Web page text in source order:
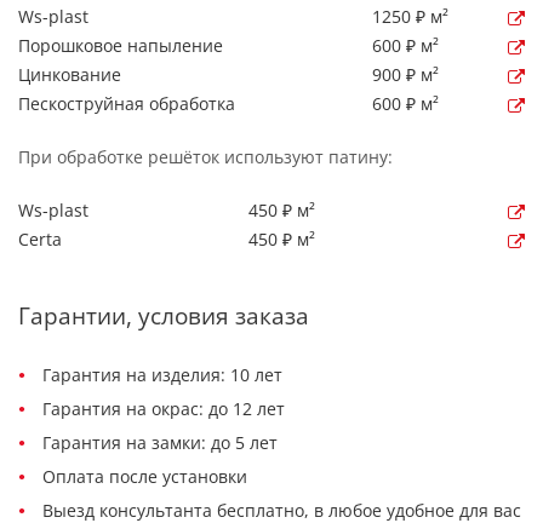
Ws-plast
1250 ₽ м²
Порошковое напыление
600 ₽ м²
Цинкование
900 ₽ м²
Пескоструйная обработка
600 ₽ м²
При обработке решёток используют патину:
Ws-plast
450 ₽ м²
Certa
450 ₽ м²
Гарантии, условия заказа
Гарантия на изделия: 10 лет
Гарантия на окрас: до 12 лет
Гарантия на замки: до 5 лет
Оплата после установки
Выезд консультанта бесплатно, в любое удобное для вас